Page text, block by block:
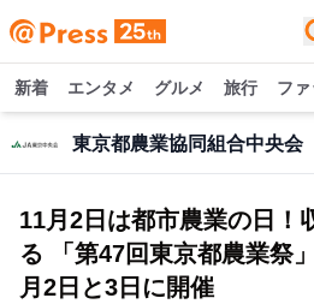
新着 エンタメ グルメ 旅行 フ
東京都農業協同組合中央会
11月2日は都市農業の日！
る 「第47回東京都農業祭
月2日と3日に開催